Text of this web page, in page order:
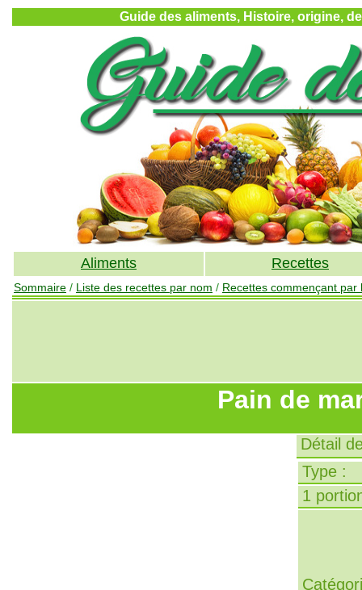
Guide des aliments, Histoire, origine,
Aliments Recettes
Sommaire / Liste des recettes par nom / Recettes commençant par
Pain de
Détail
Type :
1